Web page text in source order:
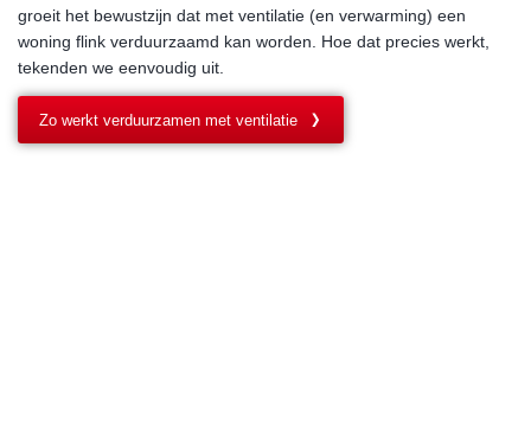
groeit het bewustzijn dat met ventilatie (en verwarming) een
woning flink verduurzaamd kan worden. Hoe dat precies werkt,
tekenden we eenvoudig uit.
Zo werkt verduurzamen met ventilatie